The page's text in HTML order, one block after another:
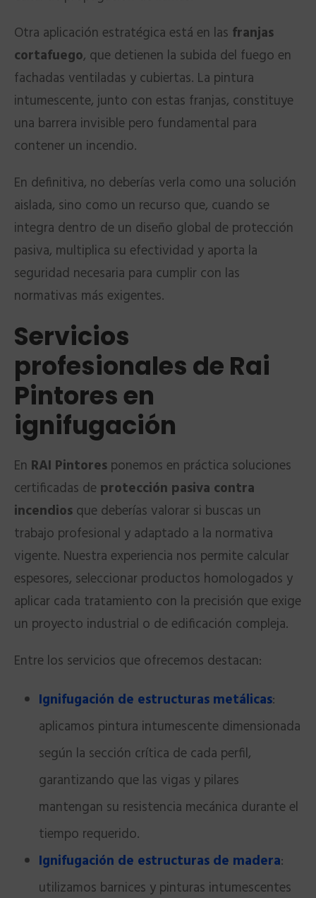
Otra aplicación estratégica está en las franjas
cortafuego, que detienen la subida del fuego en
fachadas ventiladas y cubiertas. La pintura
intumescente, junto con estas franjas, constituye
una barrera invisible pero fundamental para
contener un incendio.
En definitiva, no deberías verla como una solución
aislada, sino como un recurso que, cuando se
integra dentro de un diseño global de protección
pasiva, multiplica su efectividad y aporta la
seguridad necesaria para cumplir con las
normativas más exigentes.
Servicios
profesionales de Rai
Pintores en
ignifugación
En RAI Pintores ponemos en práctica soluciones
certificadas de protección pasiva contra
incendios que deberías valorar si buscas un
trabajo profesional y adaptado a la normativa
vigente. Nuestra experiencia nos permite calcular
espesores, seleccionar productos homologados y
aplicar cada tratamiento con la precisión que exige
un proyecto industrial o de edificación compleja.
Entre los servicios que ofrecemos destacan:
Ignifugación de estructuras metálicas:
aplicamos pintura intumescente dimensionada
según la sección crítica de cada perfil,
garantizando que las vigas y pilares
mantengan su resistencia mecánica durante el
tiempo requerido.
Ignifugación de estructuras de madera:
utilizamos barnices y pinturas intumescentes